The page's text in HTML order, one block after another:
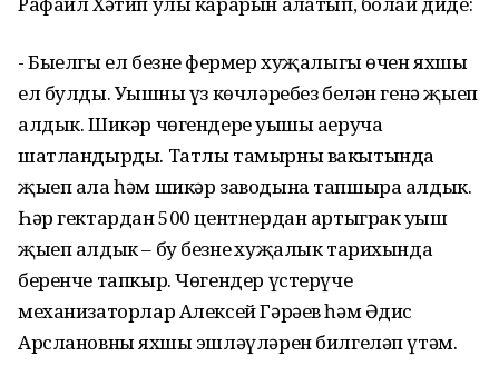
- Быелгы ел безнең фермер хуҗалыгы өчен яхшы
ел булды. Уңышны үз көчләребез белән генә җыеп
алдык. Шикәр чөгендере уңышы аеруча
шатландырды. Татлы тамырны вакытында
җыеп ала һәм шикәр заводына тапшыра алдык.
Һәр гектардан 500 центнердан артыграк уңыш
җыеп алдык – бу безнең хуҗалык тарихында
беренче тапкыр. Чөгендер үстерүче
механизаторлар Алексей Гәрәев һәм Әдис
Арслановның яхшы эшләүләрен билгеләп үтәм.